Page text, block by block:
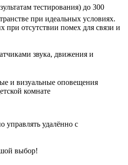
тестирования) до 300
при идеальных условиях.
при отсутствии помех для связи и
звука, движения и
и визуальные оповещения
комнате
удалённо с
выбор!